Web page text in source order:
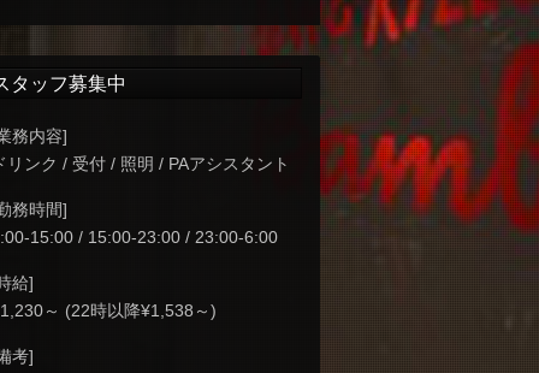
タッフ募集中
務内容]
リンク / 受付 / 照明 / PAアシスタント
務時間]
15:00 / 15:00-23:00 / 23:00-6:00
給]
～ (22時以降¥1,538～)
考]